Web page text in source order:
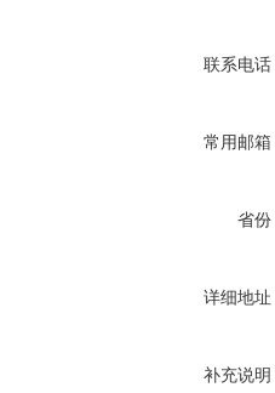
联系电话
常用邮箱
省份
详细地址
补充说明